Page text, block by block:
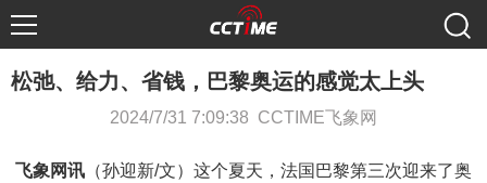
松弛、给力、省钱，巴黎奥运的感觉太上头
2024/7/31 7:09:38 CCTIME飞象网
飞象网讯 （孙迎新/文）这个夏天，法国巴黎第三次迎来了奥